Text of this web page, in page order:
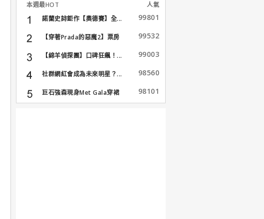
本週最HOT
人氣
諾蘭史詩鉅作【奧德賽】全...
99801
【穿著Prada的惡魔2】票房
99532
【綿羊偵探團】口碑狂飆！... 99003
社群網紅會成為未來明星？... 98560
巨石強森現身Met Gala穿裙
子...
98101